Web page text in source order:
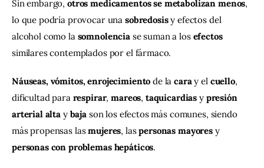
Sin embargo, otros medicamentos se metabolizan menos,
lo que podría provocar una sobredosis y efectos del
alcohol como la somnolencia se suman a los efectos
similares contemplados por el fármaco.
Náuseas, vómitos, enrojecimiento de la cara y el cuello,
dificultad para respirar, mareos, taquicardias y presión
arterial alta y baja son los efectos más comunes, siendo
más propensas las mujeres, las personas mayores y
personas con problemas hepáticos.